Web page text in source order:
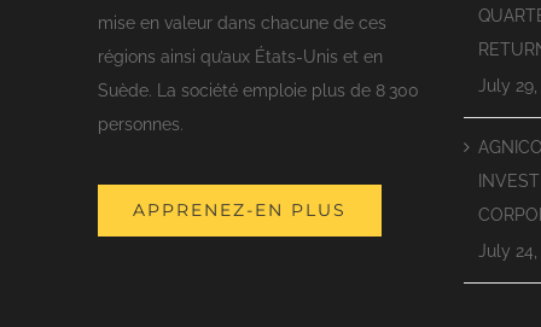
mise en valeur dans chacune de ces
régions ainsi qu’aux États-Unis et en
Suède. La société emploie plus de 8 300
personnes.
APPRENEZ-EN PLUS
July
July 24,